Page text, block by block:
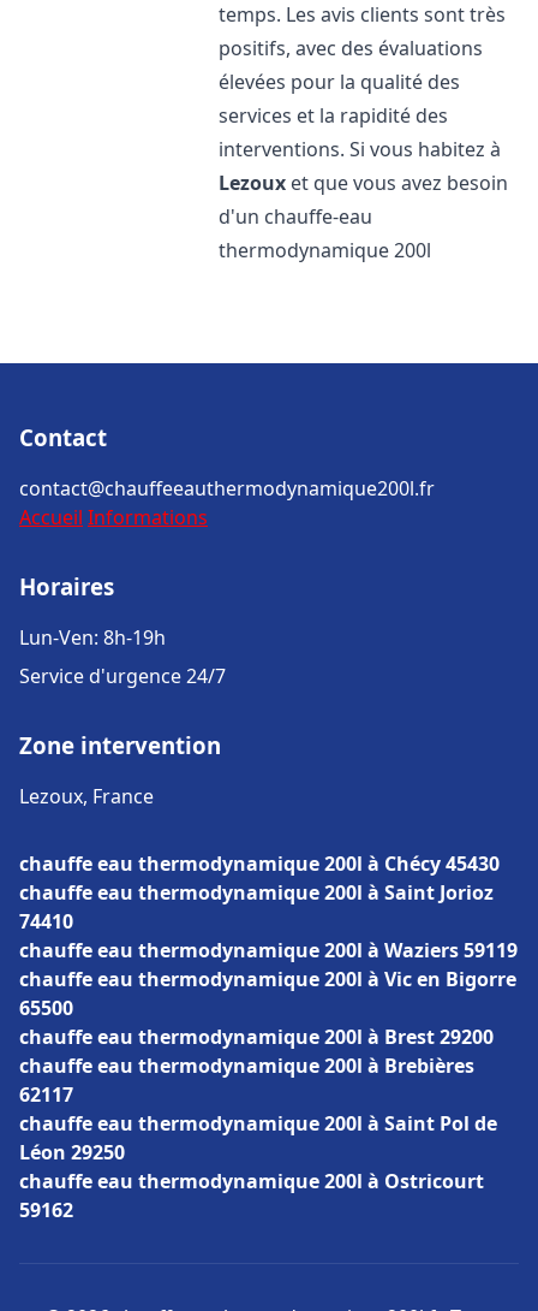
temps. Les avis clients sont très
positifs, avec des évaluations
élevées pour la qualité des
services et la rapidité des
interventions. Si vous habitez à
Lezoux et que vous avez besoin
d'un chauffe-eau
thermodynamique 200l
Contact
contact@chauffeeauthermodynamique200l.fr
Accueil Informations
Horaires
Lun-Ven: 8h-19h
Service d'urgence 24/7
Zone intervention
Lezoux, France
chauffe eau thermodynamique 200l à Chécy 45430
chauffe eau thermodynamique 200l à Saint Jorioz
74410
chauffe eau thermodynamique 200l à Waziers 59119
chauffe eau thermodynamique 200l à Vic en Bigorre
65500
chauffe eau thermodynamique 200l à Brest 29200
chauffe eau thermodynamique 200l à Brebières
62117
chauffe eau thermodynamique 200l à Saint Pol de
Léon 29250
chauffe eau thermodynamique 200l à Ostricourt
59162